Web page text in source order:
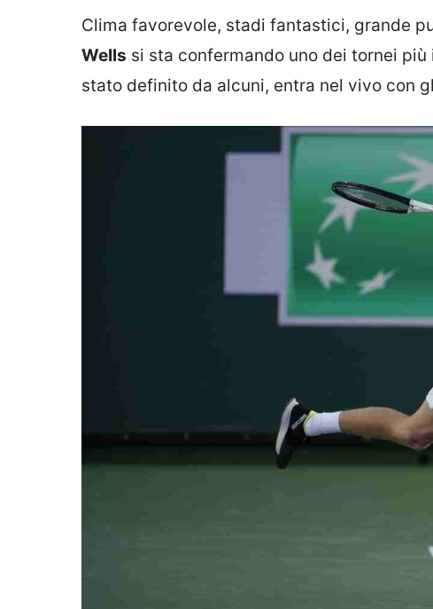
Clima favorevole, stadi fantastici, grande
Wells si sta confermando uno dei tornei
stato definito da alcuni, entra nel vivo con